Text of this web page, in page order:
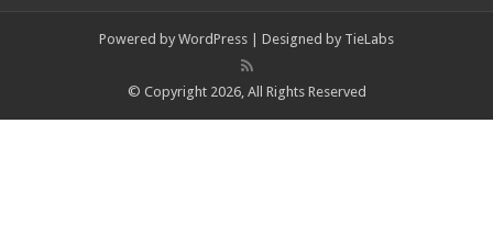
Powered by WordPress | Designed by TieLabs
© Copyright 2026, All Rights Reserved